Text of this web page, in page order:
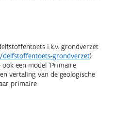
i.k.v. grondverzet
grondverzet)
een model 'Primaire
vertaling van de geologische
primaire